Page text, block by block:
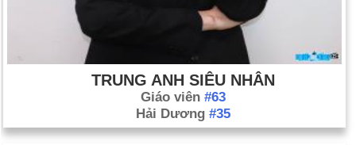
TRUNG ANH SIÊU NHÂN
Giáo viên #63
Hải Dương #35